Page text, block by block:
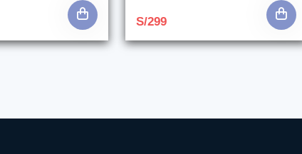
S/299